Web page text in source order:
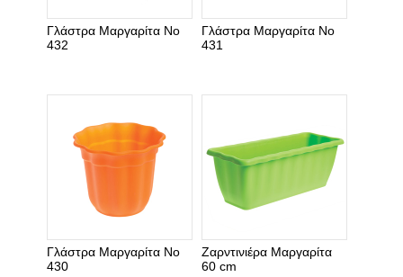
Γλάστρα Μαργαρίτα Νο
432
Γλάστρα Μαργαρίτα Νο
431
Γλάστρα Μαργαρίτα Νο
430
Ζαρντινιέρα Μαργαρίτα
60 cm